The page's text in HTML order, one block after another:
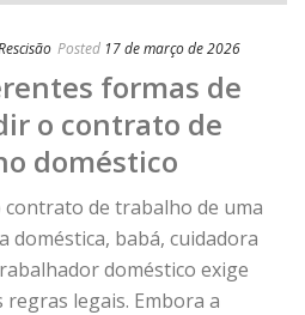
Posted 17 de março de 2026
formas de
o contrato de
doméstico
contrato de trabalho de uma
doméstica, babá, cuidadora
doméstico exige
regras legais. Embora a